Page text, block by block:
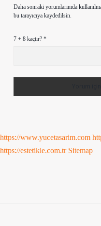
Daha sonraki yorumlarımda
bu tarayıcıya kaydedilsin.
7 + 8 kaçtır? *
https://www.yucetasarim.com
https://estetikle.com.tr Sitemap